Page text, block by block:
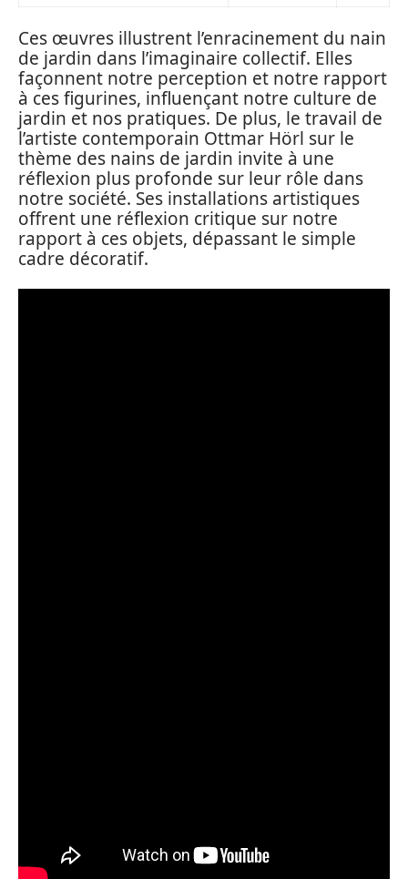
Ces œuvres illustrent l’enracinement du nain
de jardin dans l’imaginaire collectif. Elles
façonnent notre perception et notre rapport
à ces figurines, influençant notre culture de
jardin et nos pratiques. De plus, le travail de
l’artiste contemporain Ottmar Hörl sur le
thème des nains de jardin invite à une
réflexion plus profonde sur leur rôle dans
notre société. Ses installations artistiques
offrent une réflexion critique sur notre
rapport à ces objets, dépassant le simple
cadre décoratif.